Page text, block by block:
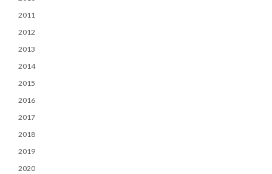
2011
2012
2013
2014
2015
2016
2017
2018
2019
2020